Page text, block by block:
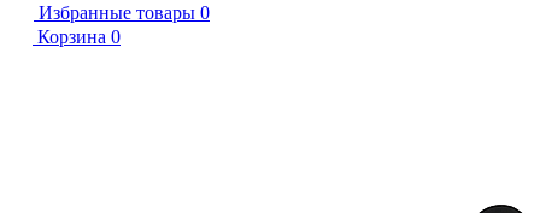
Избранные товары 0
Корзина 0